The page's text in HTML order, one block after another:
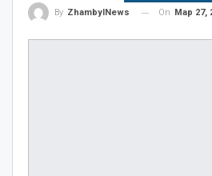
By ZhambylNews On Мар 27,